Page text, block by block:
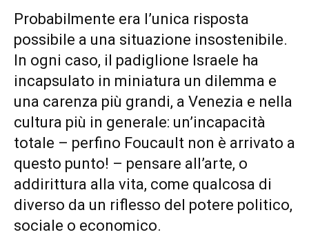
Probabilmente era l’unica risposta
possibile a una situazione insostenibile.
In ogni caso, il padiglione Israele ha
incapsulato in miniatura un dilemma e
una carenza più grandi, a Venezia e nella
cultura più in generale: un’incapacità
totale – perfino Foucault non è arrivato a
questo punto! – pensare all’arte, o
addirittura alla vita, come qualcosa di
diverso da un riflesso del potere politico,
sociale o economico.